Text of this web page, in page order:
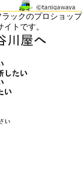
ックのプロショップ
トです。